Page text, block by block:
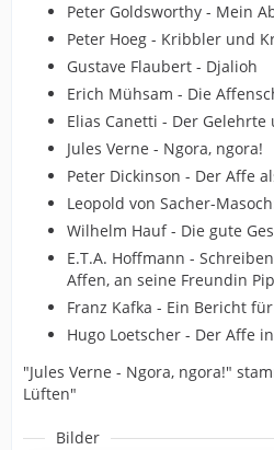
Peter Goldsworthy - Mein
Peter Hoeg - Kribbler und
Gustave Flaubert - Djalioh
Erich Mühsam - Die
Elias Canetti - Der
Jules Verne - Ngora, ngora!
Peter Dickinson - Der Affe
Leopold von Sacher-
Wilhelm Hauf - Die gute
E.T.A. Hoffmann -
Affen, an seine Freundin
Franz Kafka - Ein Bericht
Hugo Loetscher - Der Affe
"Jules Verne - Ngora, ngora!"
Lüften"
Bilder